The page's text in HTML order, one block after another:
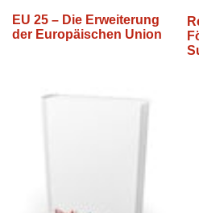
EU 25 – Die Erweiterung
der Europäischen Union